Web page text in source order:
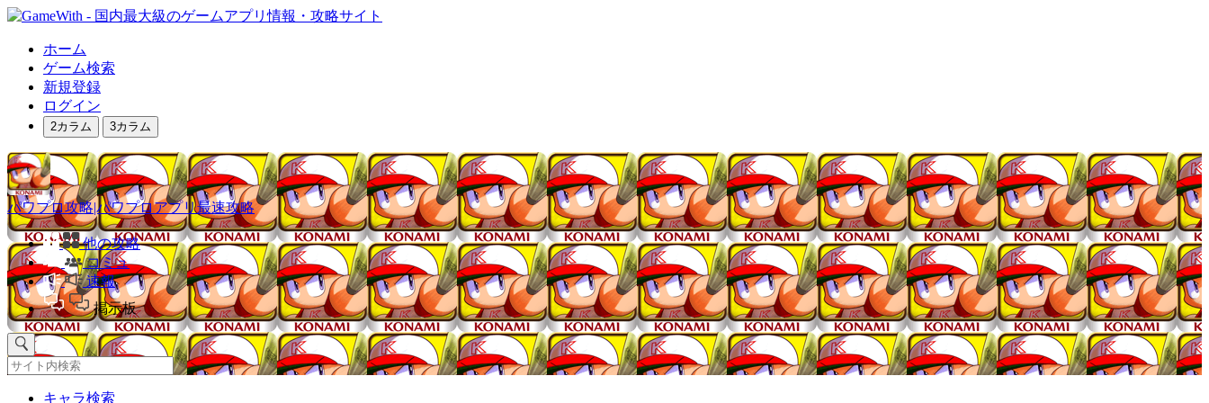
ホーム
ゲーム検索
新規登録
ログイン
2カラム 3カラム
パワプロ攻略|パワプロアプリ最速攻略
他の攻略
コミュ
速報
掲示板
キャラ検索